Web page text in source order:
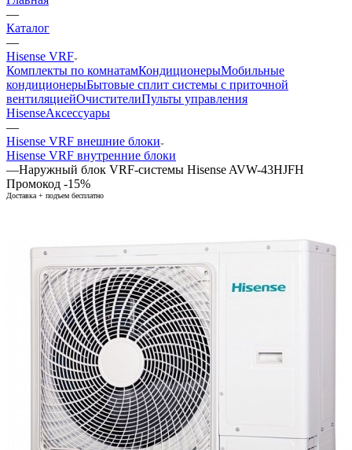
—
Каталог
—
Hisense VRF
Комплекты по комнатамКондиционерыМобильные
кондиционерыБытовые сплит системы с приточной
вентиляциейОчистителиПульты управления
HisenseАксессуары
—
Hisense VRF внешние блоки
Hisense VRF внутренние блоки
—Наружный блок VRF-системы Hisense AVW-43HJFH
Промокод -15%
Доставка + подъем бесплатно